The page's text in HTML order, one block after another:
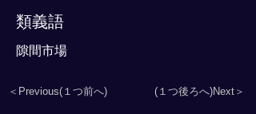
類義語
隙間市場
＜Previous(１つ前へ) (１つ後ろへ)Next＞